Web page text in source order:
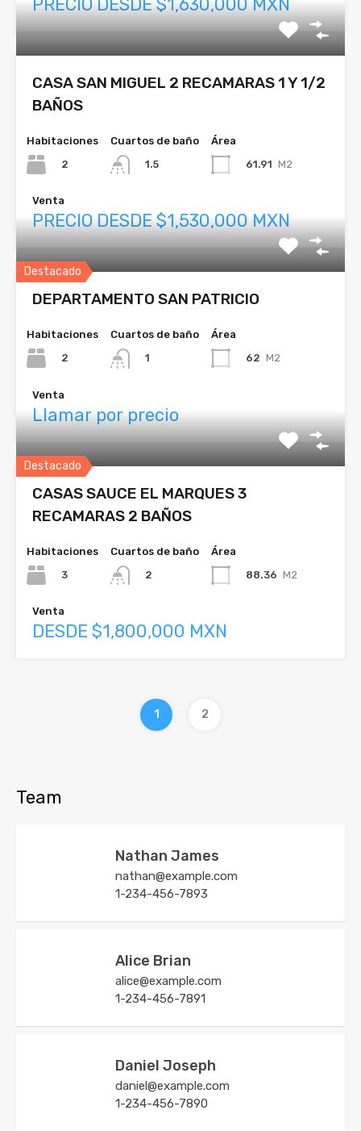
PRECIO DESDE $1,630,000 MXN
CASA SAN MIGUEL 2 RECAMARAS 1 Y 1/2
BAÑOS
Habitaciones
2
Cuartos de baño
1.5
Área
61.91 M2
Venta
PRECIO DESDE $1,530,000 MXN
Destacado
DEPARTAMENTO SAN PATRICIO
Habitaciones
2
Cuartos de baño
1
Área
62 M2
Venta
Llamar por precio
Destacado
CASAS SAUCE EL MARQUES 3
RECAMARAS 2 BAÑOS
Habitaciones
3
Cuartos de baño
2
Área
88.36 M2
Venta
DESDE $1,800,000 MXN
1 2
Team
Nathan James
nathan@example.com
1-234-456-7893
Alice Brian
alice@example.com
1-234-456-7891
Daniel Joseph
daniel@example.com
1-234-456-7890